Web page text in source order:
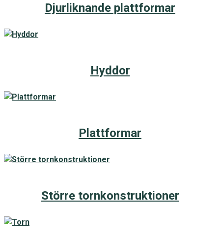
Djurliknande plattformar
Hyddor
Plattformar
Större tornkonstruktioner